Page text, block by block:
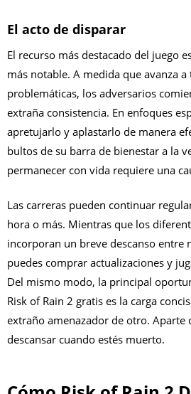
El acto de disparar
El recurso más destacado del juego
más notable. A medida que avanza
problemáticas, los adversarios
extraña consistencia. En enfoques
apretujarlo y aplastarlo de manera
bultos de su barra de bienestar a la
permanecer con vida requiere una
Las carreras pueden continuar
hora o más. Mientras que los
incorporan un breve descanso entre
puedes comprar actualizaciones y
Del mismo modo, la principal
Risk of Rain 2 gratis es la carga
extraño amenazador de otro. Aparte
descansar cuando estés muerto.